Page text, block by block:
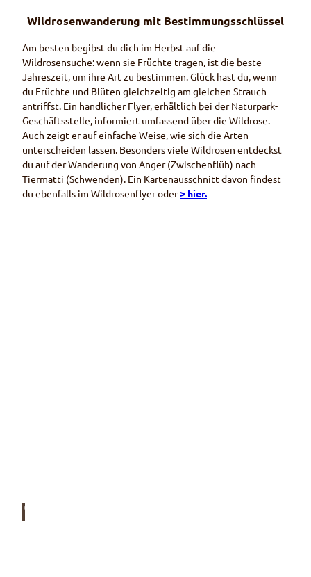
Wildrosenwanderung mit Bestimmungsschlüssel
Am besten begibst du dich im Herbst auf die
Wildrosensuche: wenn sie Früchte tragen, ist die beste
Jahreszeit, um ihre Art zu bestimmen. Glück hast du, wenn
du Früchte und Blüten gleichzeitig am gleichen Strauch
antriffst. Ein handlicherFlyer, erhältlich bei der Naturpark-
Geschäftsstelle, informiert umfassend über die Wildrose.
Auch zeigt er auf einfache Weise, wie sich die Arten
unterscheiden lassen. Besonders viele Wildrosen entdeckst
du auf der Wanderung von Anger (Zwischenflüh) nach
Tiermatti (Schwenden). Ein Kartenausschnitt davon findest
du ebenfalls im Wildrosenflyeroder> hier.
© Ma